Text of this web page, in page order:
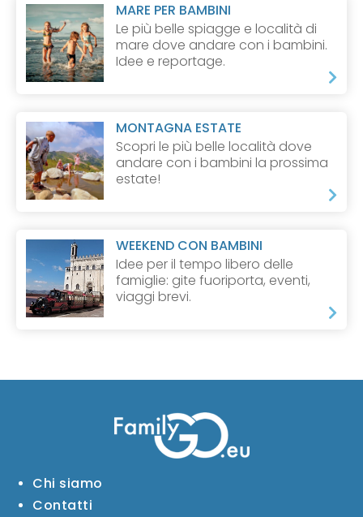
MARE PER BAMBINI
Le più belle spiagge e località di
mare dove andare con i bambini.
Idee e reportage.
MONTAGNA ESTATE
Scopri le più belle località dove
andare con i bambini la prossima
estate!
WEEKEND CON BAMBINI
Idee per il tempo libero delle
famiglie: gite fuoriporta, eventi,
viaggi brevi.
Chi siamo
Contatti